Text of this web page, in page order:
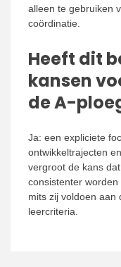
alleen te gebruiken
coördinatie.
Heeft dit
kansen
de A-
Ja: een expliciete
ontwikkeltrajecten
vergroot de kans
consistenter
mits zij voldoen aan
leercriteria.